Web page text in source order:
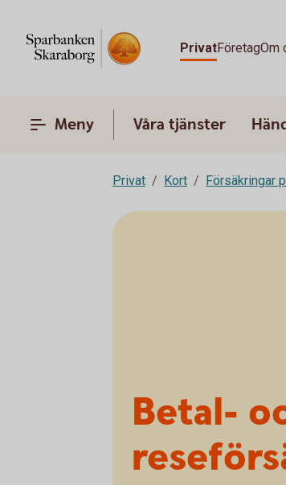
PrivatFöretagOm
Meny Våra tjänster
Privat Kort Försäkringar
Betal-